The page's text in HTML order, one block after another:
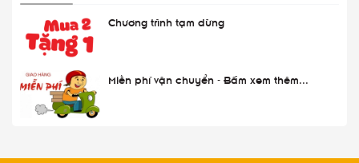
Chương trình tạm dừng
Miễn phí vận chuyển - Bấm xem thêm...